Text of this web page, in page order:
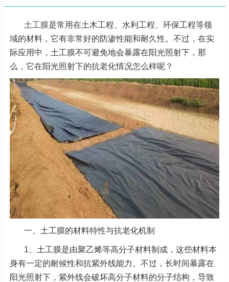
土工膜是常用在土木工程、水利工程、环保工程等领
域的材料，它有非常好的防渗性能和耐久性。不过，在实
际应用中，土工膜不可避免地会暴露在阳光照射下，那
么，它在阳光照射下的抗老化情况怎么样呢？
一、土工膜的材料特性与抗老化机制
1、土工膜是由聚乙烯等高分子材料制成，这些材料本
身有一定的耐候性和抗紫外线能力。不过，长时间暴露在
阳光照射下，紫外线会破坏高分子材料的分子结构，导致